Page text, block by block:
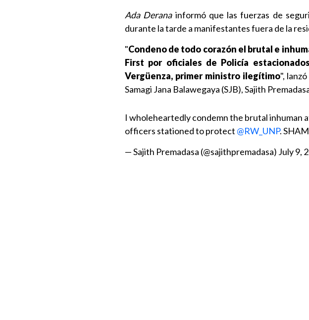
Ada Deranainformó que las fuerzas de
durante la tarde a manifestantes fuera de la
"Condeno de todo corazón el brutal e
First por oficiales de Policía
Vergüenza, primer ministro ilegítimo",
Samagi Jana Balawegaya (SJB), Sajith
I wholeheartedly condemn the brutal inhuman
officers stationed to protect @RW_UNP.
— Sajith Premadasa (@sajithpremadasa) July 9,